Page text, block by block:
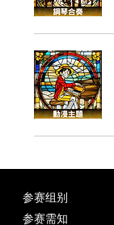
参赛组别
参赛需知